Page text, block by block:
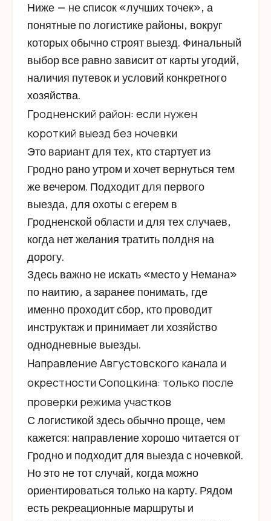
Ниже — не список «лучших точек», а
понятные по логистике районы, вокруг
которых обычно строят выезд. Финальный
выбор все равно зависит от карты угодий,
наличия путевок и условий конкретного
хозяйства.
Гродненский район: если нужен
короткий выезд без ночевки
Это вариант для тех, кто стартует из
Гродно рано утром и хочет вернуться тем
же вечером. Подходит для первого
выезда, для охоты с егерем в
Гродненской области и для тех случаев,
когда нет желания тратить полдня на
дорогу.
Здесь важно не искать «место у Немана»
по наитию, а заранее понимать, где
именно проходит сбор, кто проводит
инструктаж и принимает ли хозяйство
однодневные выезды.
Направление Августовского канала и
окрестности Сопоцкина: только после
проверки режима участков
С логистикой здесь обычно проще, чем
кажется: направление хорошо читается от
Гродно и подходит для выезда с ночевкой.
Но это не тот случай, когда можно
ориентироваться только на карту. Рядом
есть рекреационные маршруты и